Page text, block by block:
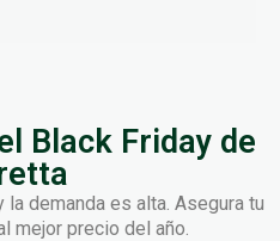
Black Friday de
demanda es alta. Asegura tu
mejor precio del año.